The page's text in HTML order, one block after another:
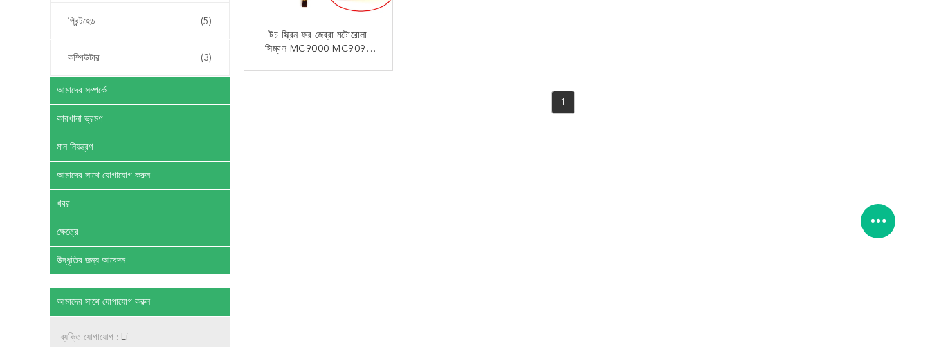
প্রিন্টহেড (5)
কম্পিউটার (3)
আমাদের সম্পর্কে
কারখানা ভ্রমণ
মান নিয়ন্ত্রণ
আমাদের সাথে যোগাযোগ করুন
খবর
ক্ষেত্রে
উদ্ধৃতির জন্য আবেদন
আমাদের সাথে যোগাযোগ করুন
ব্যক্তি যোগাযোগ : Li
টচ স্ক্রিন ফর জেব্রা মটোরোলা
সিম্বল MC9000 MC9090
1